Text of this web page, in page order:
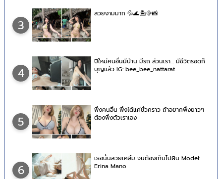
3
สวยงามมาก 💦🌊🏝🌞📸
4
ปีใหม่คนอื่นมีบ้าน มีรถ ส่วนเรา… มีชีวิตรอดก็
บุญแล้ว IG: bee_bee_nattarat
5
พึ่งคนอื่น พึ่งได้แค่ชั่วคราว ถ้าอยากพึ่งยาวๆ
ต้องพึ่งตัวเราเอง
6
เธอนั้นสวยเคลิ้ม จนต้องเก็บไปฝัน Model:
Erina Mano